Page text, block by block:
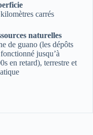
carrés
naturelles
de guano (les dépôts
jusqu’à
en retard), terrestre et